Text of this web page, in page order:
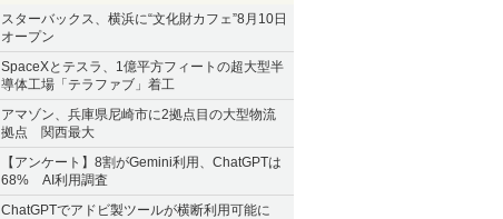
スターバックス、横浜に“文化財カフェ”8月10日
オープン
SpaceXとテスラ、1億平方フィートの超大型半
導体工場「テラファブ」着工
アマゾン、兵庫県尼崎市に2拠点目の大型物流
拠点 関西最大
【アンケート】8割がGemini利用、ChatGPTは
68% AI利用調査
ChatGPTでアドビ製ツールが横断利用可能に